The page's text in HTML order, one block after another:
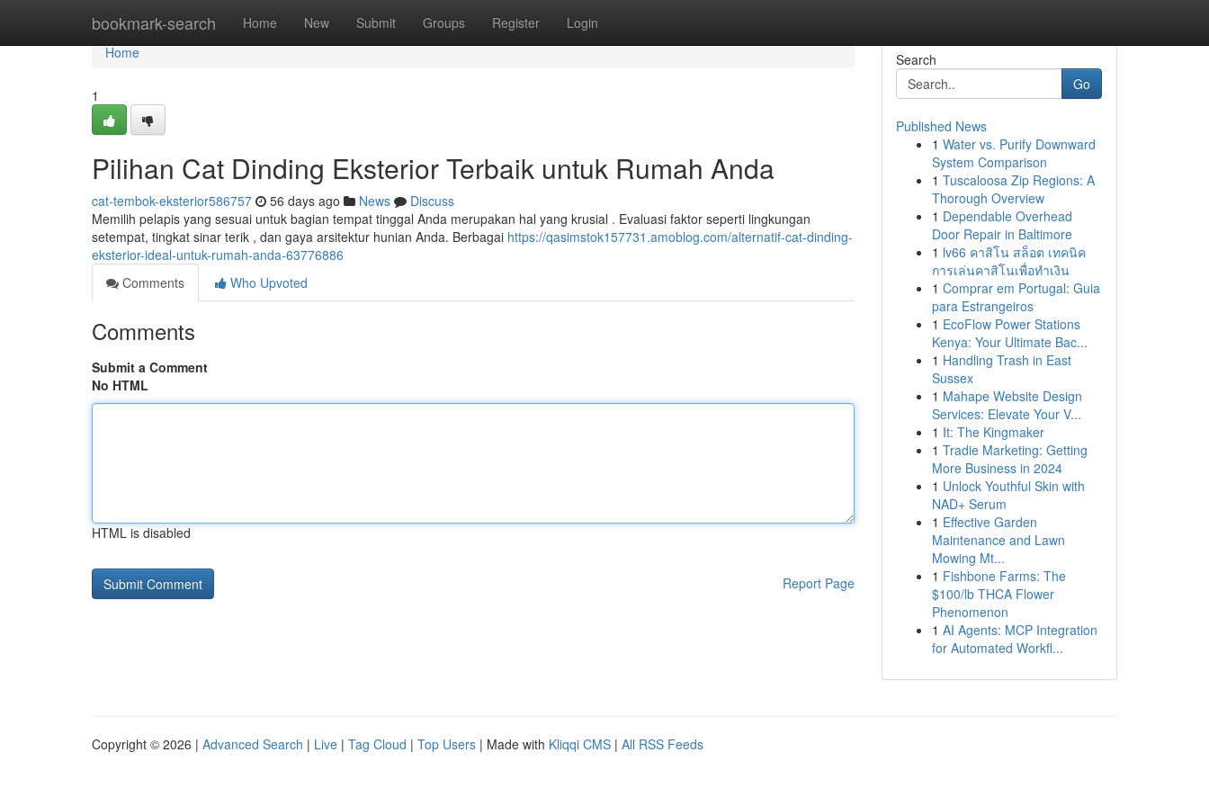
bookmark-search Home New Submit Groups Register Login
Home
Home
1
Pilihan Cat Dinding Eksterior Terbaik untuk Rumah Anda
cat-tembok-eksterior586757 56 days ago News
Discuss
Memilih pelapis yang sesuai untuk bagian tempat tinggal Anda merupakan hal yang krusial . Evaluasi faktor seperti lingkungan
setempat, tingkat sinar terik , dan gaya arsitektur hunian Anda. Berbagai https://qasimstok157731.amoblog.com/alternatif-cat-dinding-
eksterior-ideal-untuk-rumah-anda-63776886
Comments
Who Upvoted
Comments
Submit a Comment
No HTML
HTML is disabled
Report Page
Search
Go
Published News
1 Water vs. Purify Downward
System Comparison
1 Tuscaloosa Zip Regions: A
Thorough Overview
1 Dependable Overhead
Door Repair in Baltimore
1 lv66 คาสิโน สล็อต เทคนิค
การเล่นคาสิโนเพื่อทำเงิน
1 Comprar em Portugal: Guia
para Estrangeiros
1 EcoFlow Power Stations
Kenya: Your Ultimate Bac...
1 Handling Trash in East
Sussex
1 Mahape Website Design
Services: Elevate Your V...
1 It: The Kingmaker
1 Tradie Marketing: Getting
More Business in 2024
1 Unlock Youthful Skin with
NAD+ Serum
1 Effective Garden
Maintenance and Lawn
Mowing Mt...
1 Fishbone Farms: The
$100/lb THCA Flower
Phenomenon
1 AI Agents: MCP Integration
for Automated Workfl...
Copyright © 2026 | Advanced Search | Live | Tag Cloud | Top Users | Made with Kliqqi CMS | All RSS Feeds